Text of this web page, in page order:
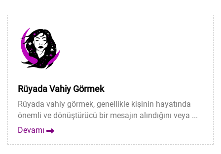
Rüyada Vahiy Görmek
Rüyada vahiy görmek, genellikle kişinin hayatında
önemli ve dönüştürücü bir mesajın alındığını veya ...
Devamı